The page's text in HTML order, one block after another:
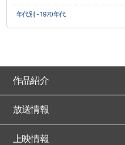
年代別 - 1970年代
作品紹介
放送情報
上映情報